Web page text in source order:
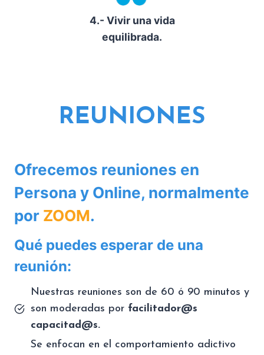
4.- Vivir una vida
equilibrada.
REUNIONES
Ofrecemos reuniones en
Persona y Online, normalmente
por ZOOM.
Qué puedes esperar de una
reunión:
Nuestras reuniones son de 60 ó 90 minutos y
son moderadas por facilitador@s
capacitad@s.
Se enfocan en el comportamiento adictivo